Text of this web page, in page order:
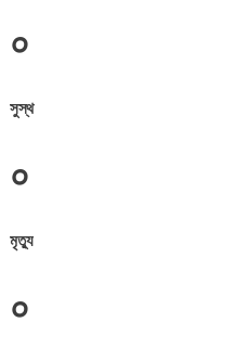
০
সুস্থ
০
মৃত্যু
০